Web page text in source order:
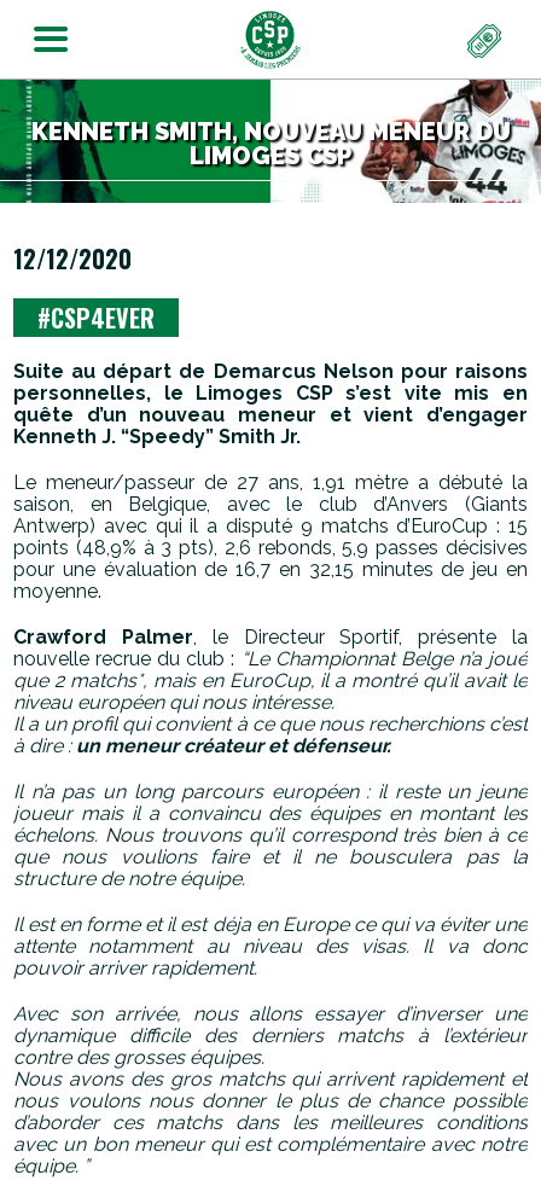
KENNETH SMITH, NOUVEAU MENEUR DU
LIMOGES CSP
12/12/2020
#CSP4EVER
Suite au départ de Demarcus Nelson pour raisons
personnelles, le Limoges CSP s’est vite mis en
quête d’un nouveau meneur et vient d’engager
Kenneth J. “Speedy” Smith Jr.
Le meneur/passeur de 27 ans, 1,91 mètre a débuté la
saison, en Belgique, avec le club d’Anvers (Giants
Antwerp) avec qui il a disputé 9 matchs d’EuroCup : 15
points (48,9% à 3 pts), 2,6 rebonds, 5,9 ​passes décisives
pour une évaluation de 16,7 en 32,15 ​minutes de jeu en
moyenne.
Crawford Palmer , le Directeur Sportif, présente la
nouvelle recrue du club : ​ “​Le Championnat Belge n’a joué
que 2 matchs*, mais en EuroCup, il a montré qu’il avait le
niveau européen qui nous intéresse.
Il a un profil qui convient à ce que nous recherchions c’est
à dire : ​ un meneur créateur et défenseur.
Il n’a pas un long parcours européen : il reste un jeune
joueur mais il a convaincu des équipes en montant les
échelons. Nous trouvons qu’il correspond très bien à ce
que nous voulions faire et il ne bousculera pas la
structure de notre équipe.
Il est en forme et il est déja en Europe ce qui va éviter une
attente notamment au niveau des visas. Il va donc
pouvoir arriver rapidement.
Avec son arrivée, nous allons essayer d’inverser une
dynamique difficile des derniers matchs à l’extérieur
contre des grosses équipes.
Nous avons des gros matchs qui arrivent rapidement et
nous voulons nous donner le plus de chance possible
d’aborder ces matchs dans les meilleures conditions
avec ​un bon meneur qui est complémentaire avec notre
équipe.​ ”